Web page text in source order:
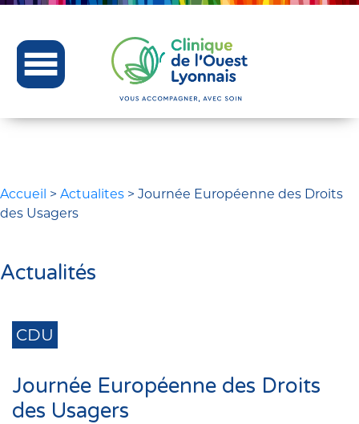
Accueil > Actualites > Journée Européenne des Droits
des Usagers
Actualités
CDU
Journée Européenne des Droits
des Usagers